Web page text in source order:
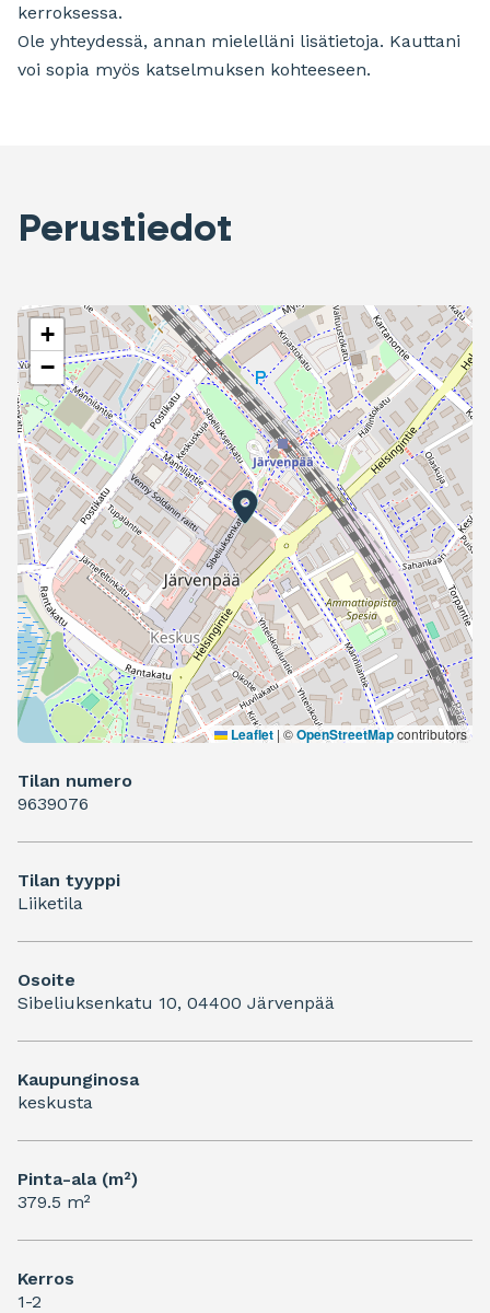
kerroksessa.
Ole yhteydessä, annan mielelläni lisätietoja. Kauttani
voi sopia myös katselmuksen kohteeseen.
Perustiedot
+
−
Leaflet | ©OpenStreetMapcontributors
Tilan numero
9639076
Tilan tyyppi
Liiketila
Osoite
Sibeliuksenkatu 10, 04400 Järvenpää
Kaupunginosa
keskusta
Pinta-ala (m²)
379.5 m²
Kerros
1-2